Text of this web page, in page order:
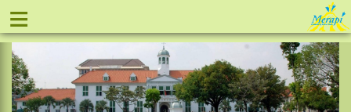
≡ Tel: 088 - 81 11 999